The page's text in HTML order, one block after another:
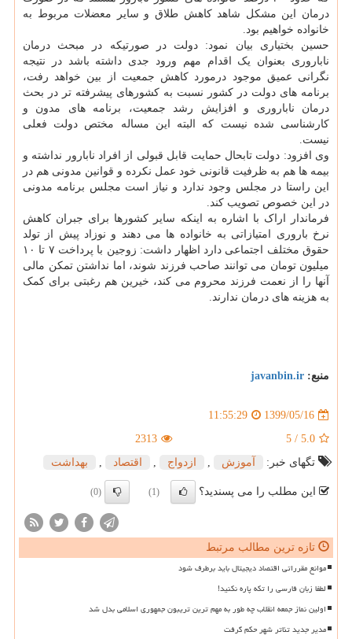
درمان این مشکل شاهد کاهش طلاق و سایر معضلات مربوط به
خانواده خواهیم بود.
حسین بختیاری بیان نمود: دولت در صورتیکه در مبحث درمان
ناباروری بعنوان یک اقدام مهم ورود جدی داشته باشد در نتیجه
نگرانی عمیق موجود درمورد کاهش جمعیت از بین خواهد رفت،
برنامه های دولت در کشور نسبت به کشورهای پیشرفته تر در بحث
درمان ناباروری و افزایش رشد جمعیت، برنامه های مدون و
کارشناسی شده نیست که البته این مساله مختص دولت فعلی
نیست.
وی افزود: دولت تابحال حمایت قابل قبولی از افراد نابارور نداشته و
بیمه ها هم به ظرفیت قانونی خود عمل نکرده و قوانین مدونی هم در
این راستا در مجلس وجود ندارد و نیاز است مجلس برنامه مدونی
در این خصوص تصویب کند.
فرماندار اراک با اشاره به اینکه سایر کشورها برای جبران کاهش
نرخ باروری امتیازاتی به خانواده ها می دهند و نوزاد پیش از تولد
حقوق مختلف اجتماعی دارد اظهار داشت: زوجین با پرداخت ۷ تا ۱۰
میلیون تومان می توانند صاحب فرزند شوند، اما نداشتن تمکن مالی
آنها را از نعمت فرزند محروم می کند، خیرین هم رغبتی برای کمک
به هزینه های درمان ندارند.
منبع: javanbin.ir
1399/05/16
11:55:29
5.0
/
5
2313
تگهای خبر:
آموزش , ازدواج , اقتصاد , بهداشت
این مطلب را می پسندید؟ (1)
(0)
تازه ترین مطالب مرتبط
موانع مقرراتی اقتصاد دیجیتال باید برطرف شود
لطفا زبان فارسی را تکه پاره نکنید!
اولین نماز جمعه انقلاب چه طور به مهم ترین تریبون جمهوری اسلامی بدل شد
مدیر جدید تئاتر شهر حکم گرفت